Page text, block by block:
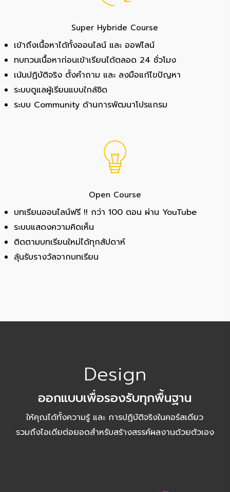
Super Hybride Course
เข้าถึงเนื้อหาได้ทั้งออนไลน์ และ ออฟไลน์
ทบทวนเนื้อหาก่อนเข้าเรียนได้ตลอด 24 ชั่วโมง
เน้นปฏิบัติจริง ตั้งคำถาม และ ลงมือแก้ไขปัญหา
ระบบดูแลผู้เรียนแบบใกล้ชิด
ระบบ Community ด้านการพัฒนาโปรแกรม
Open Course
บทเรียนออนไลน์ฟรี !! กว่า 100 ตอน ผ่าน YouTube
ระบบแสดงความคิดเห็น
ติดตามบทเรียนใหม่ได้ทุกสัปดาห์
ลุ้นรับรางวัลจากบทเรียน
Design
ออกแบบเพื่อรองรับทุกพื้นฐาน
ให้คุณได้ทั้งความรู้ และ การปฏิบัติจริงในคอร์สเดียว
รวมถึงไอเดียต่อยอดสำหรับสร้างสรรค์ผลงานด้วยตัวเอง